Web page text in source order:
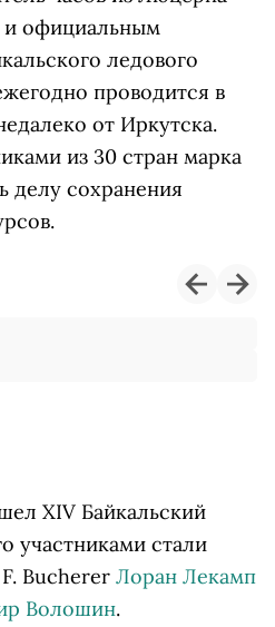
и официальным
ледового
проводится в
от Иркутска.
из 30 стран марка
делу сохранения
XIV Байкальский
участниками стали
Bucherer Лоран Лекамп
Волошин.